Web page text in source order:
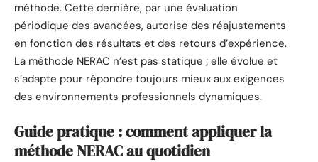
méthode. Cette dernière, par une évaluation
périodique des avancées, autorise des réajustements
en fonction des résultats et des retours d’expérience.
La méthode NERAC n’est pas statique ; elle évolue et
s’adapte pour répondre toujours mieux aux exigences
des environnements professionnels dynamiques.
Guide pratique : comment appliquer la
méthode NERAC au quotidien